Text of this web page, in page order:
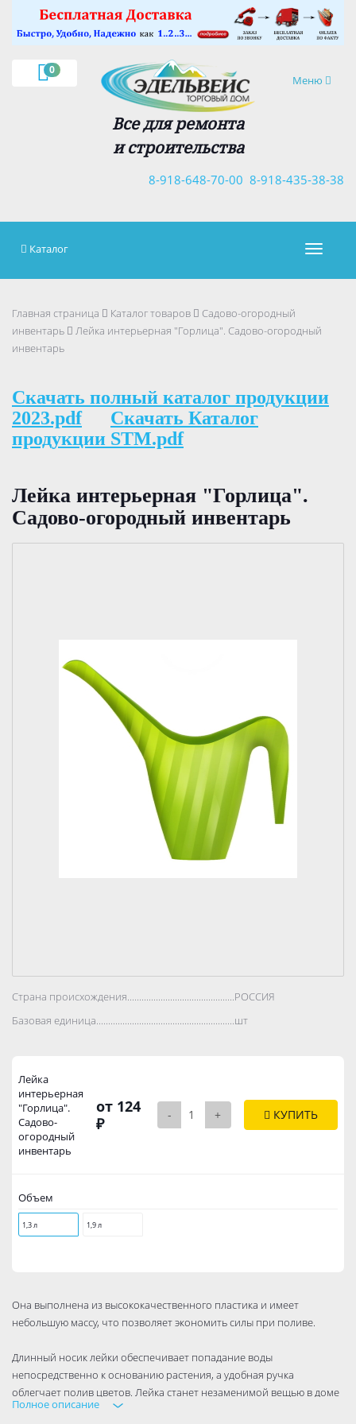
0
Навигация
Меню
Все для ремонта
и строительства
8-918-435-38-38
8-918-648-70-00
×
Каталог
Главная страница Каталог товаров
Садово-огородный
инвентарь
Лейка интерьерная "Горлица". Садово-огородный
инвентарь
Скачать полный каталог продукции
2023.pdf
Скачать Каталог
продукции STM.pdf
Лейка интерьерная "Горлица".
Садово-огородный инвентарь
Страна происхождения..................................................................................
РОССИЯ
Базовая единица..................................................................................
шт
Лейка
интерьерная
"Горлица".
Садово-
огородный
инвентарь
от 124
₽
- + КУПИТЬ
Объем
1,3 л 1,9 л
Она выполнена из высококачественного пластика и имеет
небольшую массу, что позволяет экономить силы при поливе.
Длинный носик лейки обеспечивает попадание воды
непосредственно к основанию растения, а удобная ручка
облегчает полив цветов. Лейка станет незаменимой вещью в доме
или саду.
Полное описание